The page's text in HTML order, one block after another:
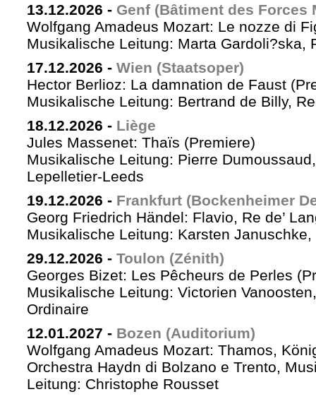
13.12.2026 - Genf (Bâtiment des Forces
Wolfgang Amadeus Mozart: Le nozze di
Musikalische Leitung: Marta Gardoli?ska,
17.12.2026 - Wien (Staatsoper)
Hector Berlioz: La damnation de Faust
Musikalische Leitung: Bertrand de Billy,
18.12.2026 - Liège
Jules Massenet: Thaïs (Premiere)
Musikalische Leitung: Pierre
Lepelletier-Leeds
19.12.2026 - Frankfurt (Bockenheimer
Georg Friedrich Händel: Flavio, Re de’
Musikalische Leitung: Karsten
29.12.2026 - Toulon (Zénith)
Georges Bizet: Les Pêcheurs de Perles
Musikalische Leitung: Victorien
Ordinaire
12.01.2027 - Bozen (Auditorium)
Wolfgang Amadeus Mozart: Thamos,
Orchestra Haydn di Bolzano e Trento,
Leitung: Christophe Rousset